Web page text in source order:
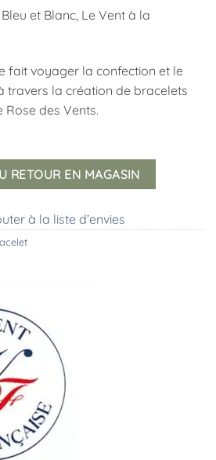
et Blanc, Le Vent à la
fait voyager la confection et le
travers la création de bracelets
Rose des Vents.
RETOUR EN MAGASIN
à la liste d’envies